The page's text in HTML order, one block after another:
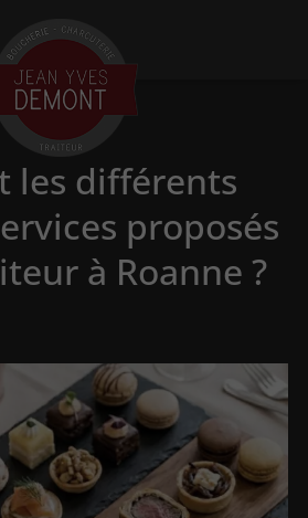
les différents
proposés
à Roanne ?